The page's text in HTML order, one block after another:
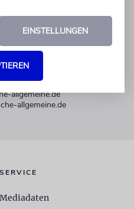
0
17 Uhr
allgemeine.de
allgemeine.de
SERVICE
Mediadaten
EINSTELLUNGEN